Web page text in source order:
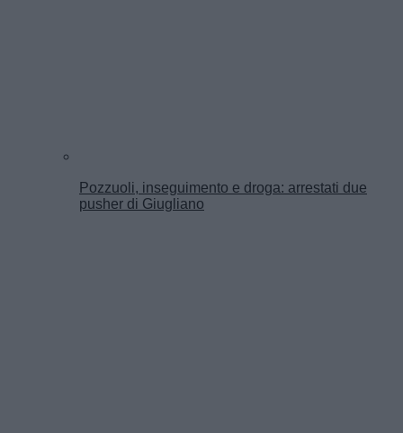
Pozzuoli, inseguimento e droga: arrestati due
pusher di Giugliano